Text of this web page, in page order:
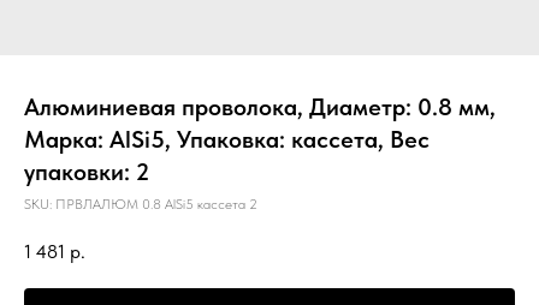
Алюминиевая проволока, Диаметр: 0.8 мм,
Марка: AlSi5, Упаковка: кассета, Вес
упаковки: 2
SKU: ПРВЛАЛЮМ 0.8 AlSi5 кассета 2
1 481 р.